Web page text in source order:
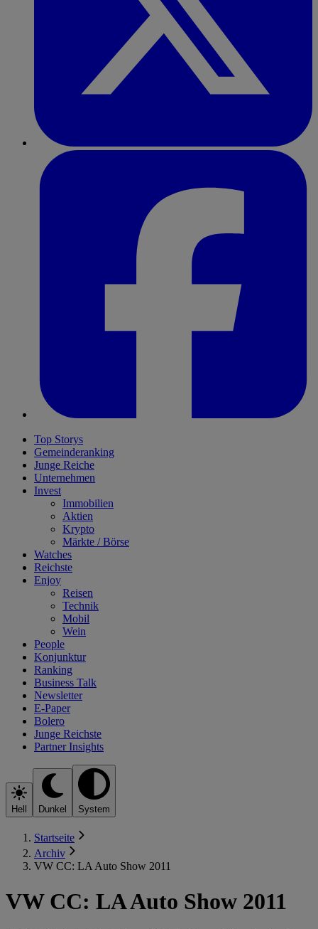
Top Storys
Gemeinderanking
Junge Reiche
Unternehmen
Invest
Immobilien
Aktien
Krypto
Märkte / Börse
Watches
Reichste
Enjoy
Reisen
Technik
Mobil
Wein
People
Konjunktur
Ranking
Business Talk
Newsletter
E-Paper
Bolero
Junge Reichste
Partner Insights
Hell Dunkel System
Startseite
Archiv
VW CC: LA Auto Show 2011
VW CC: LA Auto Show 2011